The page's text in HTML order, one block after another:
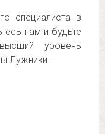
специалиста в
нам и будьте
уровень
Лужники.